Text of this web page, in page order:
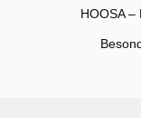
HOOSA –